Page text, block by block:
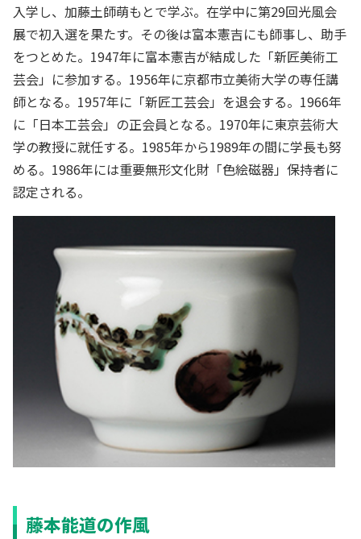
入学し、加藤土師萌もとで学ぶ。在学中に第29回光風会
展で初入選を果たす。その後は富本憲吉にも師事し、助手
をつとめた。1947年に富本憲吉が結成した「新匠美術工
芸会」に参加する。1956年に京都市立美術大学の専任講
師となる。1957年に「新匠工芸会」を退会する。1966年
に「日本工芸会」の正会員となる。1970年に東京芸術大
学の教授に就任する。1985年から1989年の間に学長も努
める。1986年には重要無形文化財「色絵磁器」保持者に
認定される。
藤本能道の作風